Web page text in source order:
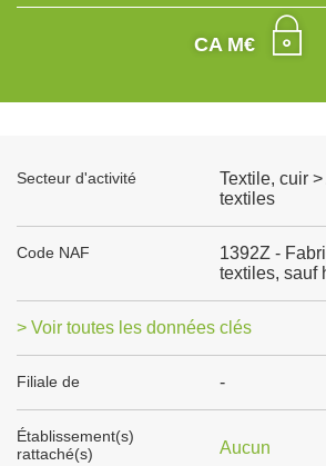
CA M€
Secteur d'activité
Textile, cuir
textiles
Code NAF
1392Z -
textiles, sauf
> Voir toutes les données clés
Filiale de -
Établissement(s)
rattaché(s)
Aucun